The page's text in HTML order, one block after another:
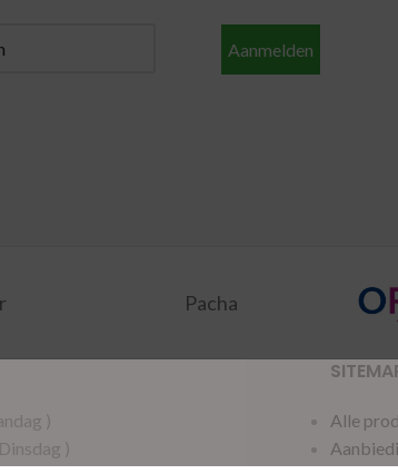
Aanmelden
Pacha
)
)
Alle